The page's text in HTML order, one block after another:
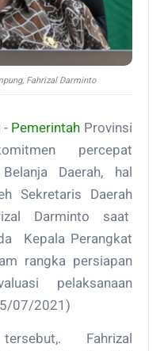
Fahrizal Darminto
- Pemerintah Provinsi
percepat
Daerah, hal
Sekretaris Daerah
Darminto saat
Kepala Perangkat
rangka persiapan
pelaksanaan
07/2021)
Fahrizal